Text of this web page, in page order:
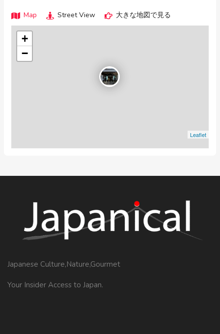
Map Street View 大きな地図で見る
+
−
Leaflet
Japanese Culture,Nature,Gourmet
Your Insider Access to Japan.